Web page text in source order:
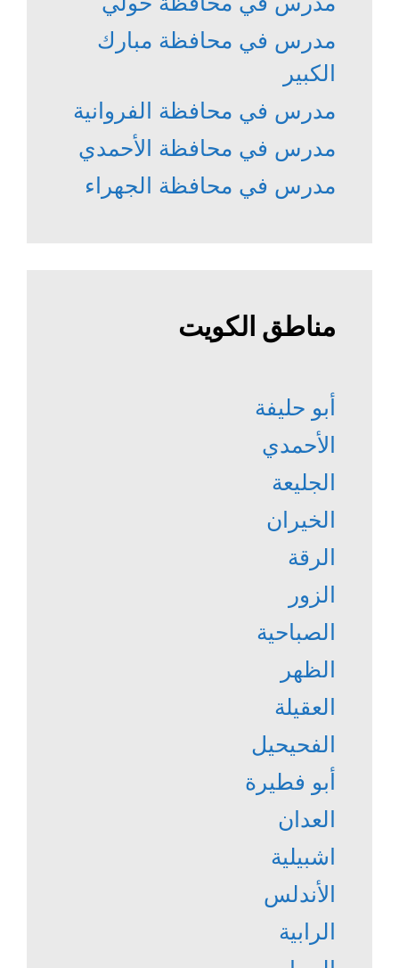
مدرس في محافظة مبارك
الكبير
مدرس في محافظة الفروانية
مدرس في محافظة الأحمدي
مدرس في محافظة الجهراء
مناطق الكويت
أبو حليفة
الأحمدي
الجليعة
الخيران
الرقة
الزور
الصباحية
الظهر
العقيلة
الفحيحيل
أبو فطيرة
العدان
اشبيلية
الأندلس
الرابية